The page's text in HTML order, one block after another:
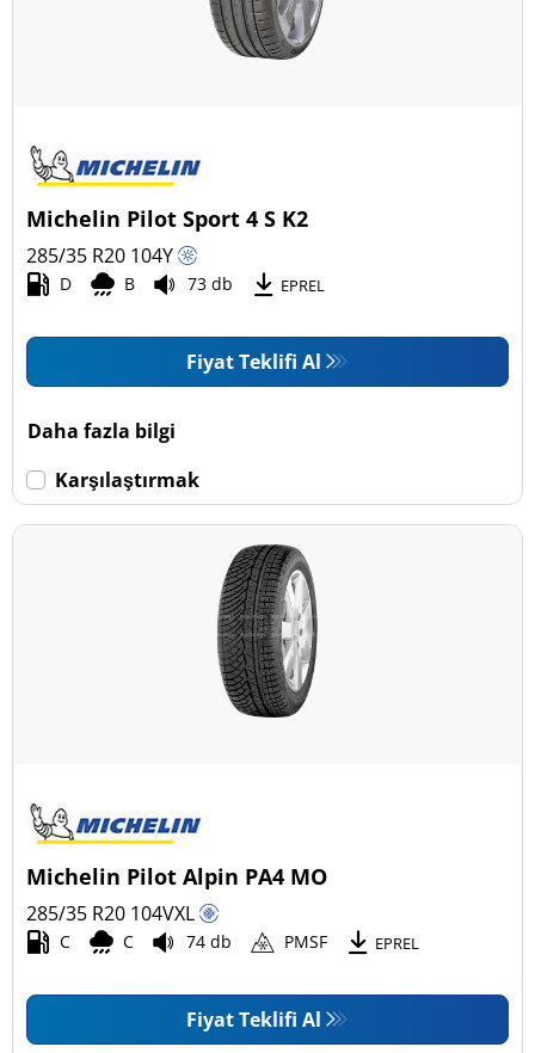
Binek (25)
Karavan (0)
Michelin Pilot Sport 4 S K2
285/35 R20 104Y
D B 73 db EPREL
Fiyat Teklifi Al
Daha fazla bilgi
Karşılaştırmak
Michelin Pilot Alpin PA4 MO
285/35 R20 104VXL
C C 74 db PMSF EPREL
Fiyat Teklifi Al